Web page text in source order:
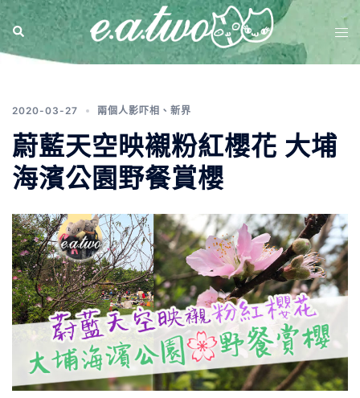
2020-03-27 兩個人影吓相 、 新界
蔚藍天空映襯粉紅櫻花 大埔
海濱公園野餐賞櫻